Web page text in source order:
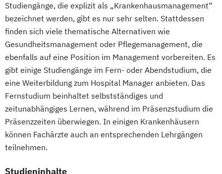
Studiengänge, die explizit als „Krankenhausmanagement“
bezeichnet werden, gibt es nur sehr selten. Stattdessen
finden sich viele thematische Alternativen wie
Gesundheitsmanagement oder Pflegemanagement, die
ebenfalls auf eine Position im Management vorbereiten. Es
gibt einige Studiengänge im Fern- oder Abendstudium, die
eine Weiterbildung zum Hospital Manager anbieten. Das
Fernstudium beinhaltet selbstständiges und
zeitunabhängiges Lernen, während im Präsenzstudium die
Präsenzzeiten überwiegen. In einigen Krankenhäusern
können Fachärzte auch an entsprechenden Lehrgängen
teilnehmen.
Studieninhalte